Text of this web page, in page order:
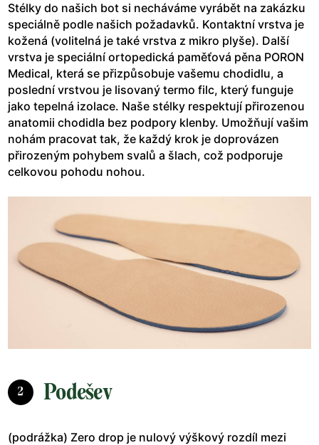
Stélky do našich bot si necháváme vyrábět na zakázku
speciálně podle našich požadavků. Kontaktní vrstva je
kožená (volitelná je také vrstva z mikro plyše). Další
vrstva je speciální ortopedická paměťová pěna PORON
Medical, která se přizpůsobuje vašemu chodidlu, a
poslední vrstvou je lisovaný termo filc, který funguje
jako tepelná izolace. Naše stélky respektují přirozenou
anatomii chodidla bez podpory klenby. Umožňují vašim
nohám pracovat tak, že každý krok je doprovázen
přirozeným pohybem svalů a šlach, což podporuje
celkovou pohodu nohou.
2 Podešev
(podrážka) Zero drop je nulový výškový rozdíl mezi